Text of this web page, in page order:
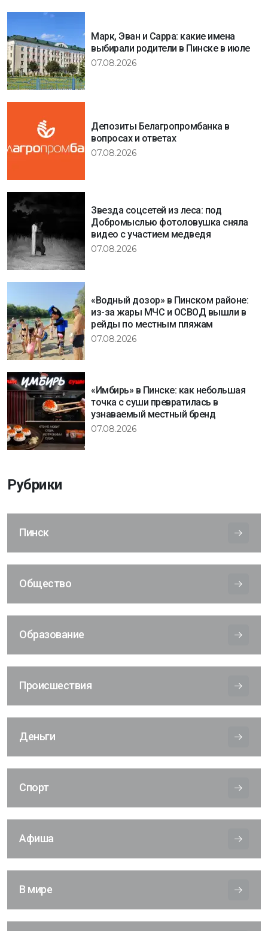
Марк, Эван и Сарра: какие имена
выбирали родители в Пинске в июле
07.08.2026
Депозиты Белагропромбанка в
вопросах и ответах
07.08.2026
Звезда соцсетей из леса: под
Добромыслью фотоловушка сняла
видео с участием медведя
07.08.2026
«Водный дозор» в Пинском районе:
из-за жары МЧС и ОСВОД вышли в
рейды по местным пляжам
07.08.2026
«Имбирь» в Пинске: как небольшая
точка с суши превратилась в
узнаваемый местный бренд
07.08.2026
Рубрики
Пинск
Общество
Образование
Происшествия
Деньги
Спорт
Афиша
В мире